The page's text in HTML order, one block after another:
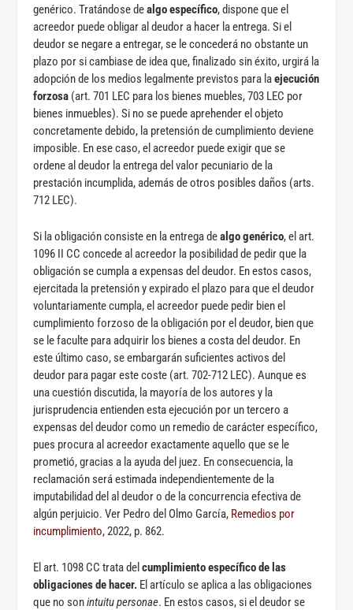
genérico. Tratándose dealgo específico, dispone que el
acreedor puede obligar al deudor a hacer la entrega. Si el
deudor se negare a entregar, se le concederá no obstante un
plazo por si cambiase de idea que, finalizado sin éxito, urgirá la
adopción de los medios legalmente previstos para laejecución
forzosa (art. 701 LEC para los bienes muebles, 703 LEC por
bienes inmuebles). Si no se puede aprehender el objeto
concretamente debido, la pretensión de cumplimiento deviene
imposible. En ese caso, el acreedor puede exigir que se
ordene al deudor la entrega del valor pecuniario de la
prestación incumplida, además de otros posibles daños (arts.
712 LEC).
Si la obligación consiste en la entrega dealgo genérico, el art.
1096 II CC concede al acreedor la posibilidad de pedir que la
obligación se cumpla a expensas del deudor. En estos casos,
ejercitada la pretensión y expirado el plazo para que el deudor
voluntariamente cumpla, el acreedor puede pedir bien el
cumplimiento forzoso de la obligación por el deudor, bien que
se le faculte para adquirir los bienes a costa del deudor. En
este último caso, se embargarán suficientes activos del
deudor para pagar este coste (art. 702-712 LEC). Aunque es
una cuestión discutida, la mayoría de los autores y la
jurisprudencia entienden esta ejecución por un tercero a
expensas del deudor como un remedio de carácter específico,
pues procura al acreedor exactamente aquello que se le
prometió, gracias a la ayuda del juez. En consecuencia, la
reclamación será estimada independientemente de la
imputabilidad del al deudor o de la concurrencia efectiva de
algún perjuicio. Ver Pedro del Olmo García, Remedios por
incumplimiento, 2022, p. 862.
El art. 1098 CC trata delcumplimiento específico de las
obligaciones de hacer. El artículo se aplica a las obligaciones
que no sonintuitu personae. En estos casos, si el deudor se